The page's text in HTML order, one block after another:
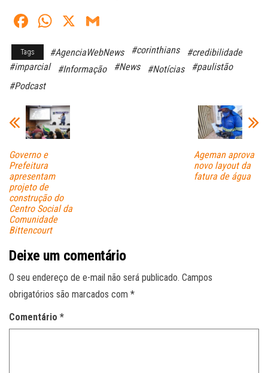
Fa
ce
bo
ok
W
ts
A
X
ail
Tags #AgenciaWebNews #corinthians
#credibilidade
#imparcial
#Informação #News #Notícias
#paulistão
#Podcast
Governo e
Prefeitura
apresentam
projeto de
construção do
Centro Social da
Comunidade
Bittencourt
Ageman aprova
novo layout da
fatura de água
Deixe um comentário
O seu endereço de e-mail não será publicado. Campos
obrigatórios são marcados com *
Comentário *